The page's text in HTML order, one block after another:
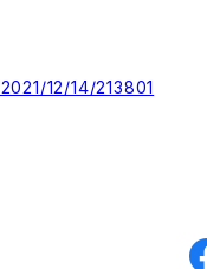
12/14/213801